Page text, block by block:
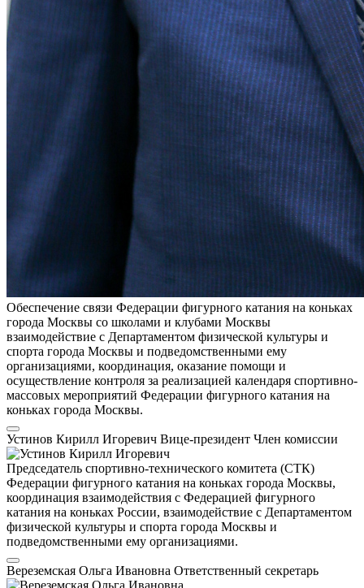
Обеспечение связи Федерации фигурного катания на коньках
города Москвы со школами и клубами Москвы
взаимодействие с Департаментом физической культуры и
спорта города Москвы и подведомственными ему
организациями, координация, оказание помощи и
осуществление контроля за реализацией календаря спортивно-
массовых мероприятий Федерации фигурного катания на
коньках города Москвы.
Устинов Кирилл Игоревич Вице-президент Член комиссии
Председатель спортивно-технического комитета (СТК)
Федерации фигурного катания на коньках города Москвы,
координация взаимодействия с Федерацией фигурного
катания на коньках России, взаимодействие с Департаментом
физической культуры и спорта города Москвы и
подведомственными ему организациями.
Вереземская Ольга Ивановна Ответственный секретарь